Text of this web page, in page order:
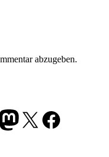
abzugeben.
uns auf Mastodon
X Folgt uns auf